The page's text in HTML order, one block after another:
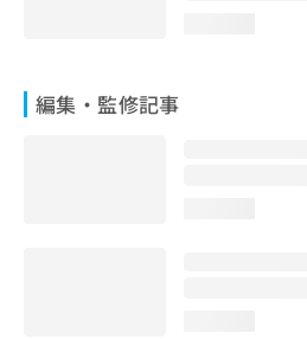
編集・監修記事